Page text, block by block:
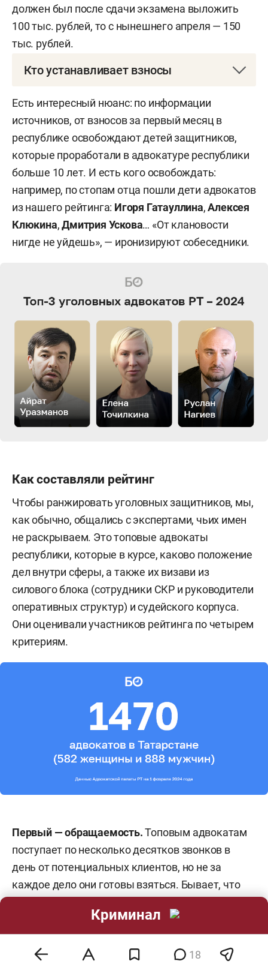
должен был после сдачи экзамена выложить
100 тыс. рублей, то с нынешнего апреля — 150
тыс. рублей.
Кто устанавливает взносы
конференции Адвокатской палаты региона. Эти
деньги идут на общие нужды палаты. В каждом
регионе взносы разные, в открытом доступе
данных о них нет. За первый месяц членства в
Адвокатской палате гражданин, только
получивший статус адвоката, платит одну сумму
(в Татарстане с 1 апреля 2024 года это 150 тыс.
рублей), а затем каждый месяц — другую (в
зависимости от того, где он числится: если в
2,8 тыс. в месяц, если в адвокатских кабинетах
— 3,3 тыс. в месяц).
Дискуссии о размере отчислений за первый
месяц ведутся не первый год. Например, еще в
2020-м заместитель председателя комиссии
Федеральной палаты адвокатов РФ
Нвер
Гаспарян указывал, что взносы по регионам на
тот момент варьировались от 50 тыс. до 200
рублей. Таковую спикер посчитал оправданной:
во-первых, в Республике Алтай самая
малочисленная палата — на тот момент (и
сейчас) в ней числилось 63 адвоката.
Соответственно, за год или даже несколько лет
в нее может никто и не поступить, а значит, не
будет взносов, и со стороны палаты такая сумма
первого взноса — «протекционистские меры»,
указывает автор.
В Татарстане, по данным Адвокатской палаты
прошлом году в этот же период — 1 429).
Есть интересный нюанс: по информации
источников, от взносов за первый месяц в
республике освобождают детей защитников,
которые проработали в адвокатуре республики
больше 10 лет. И есть кого освобождать:
например, по стопам отца пошли дети адвокатов
из нашего рейтинга: Игоря Гатауллина,Алексея
Клюкина,Дмитрия Ускова… «От клановости
нигде не уйдешь», — иронизируют собеседники.
Как составляли рейтинг
Чтобы ранжировать уголовных защитников, мы,
как обычно, общались с экспертами, чьих имен
не раскрываем. Это топовые адвокаты
республики, которые в курсе, каково положение
дел внутри сферы, а также их визави из
силового блока (сотрудники СКР и руководители
оперативных структур) и судейского корпуса.
Они оценивали участников рейтинга по четырем
критериям.
Первый — обращаемость.Топовым адвокатам
поступает по несколько десятков звонков в
день от потенциальных клиентов, но не за
каждое дело они готовы взяться. Бывает, что
адвокату и готовы заплатить любую сумму.
Такова сила сарафанного радио — основного
«двигателя» адвокатского имени. Бывает, что
18
Криминал